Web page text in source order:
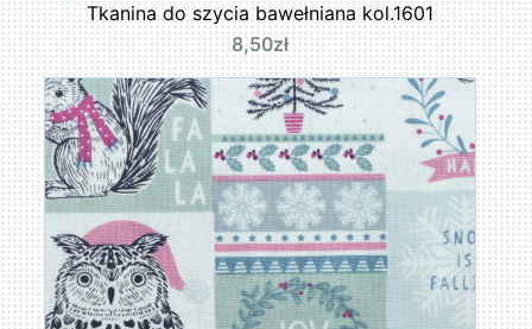
Tkanina do szycia bawełniana kol.1601
8,50zł